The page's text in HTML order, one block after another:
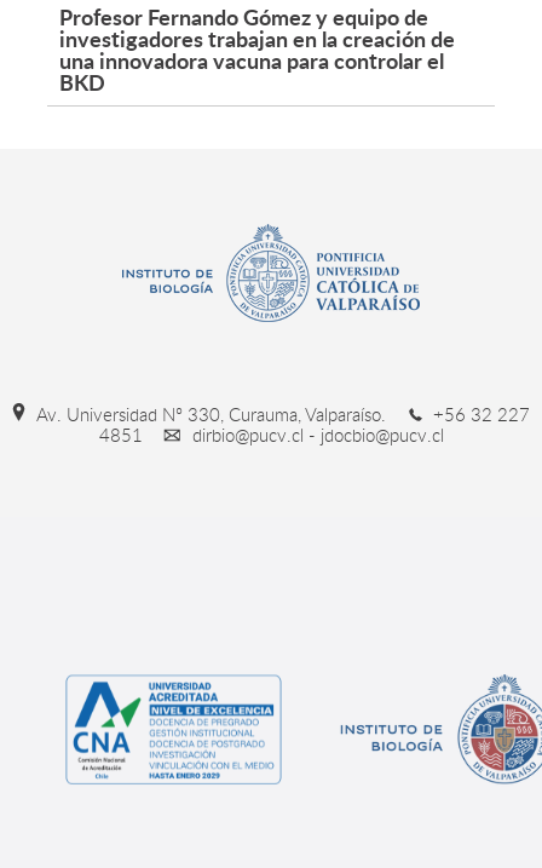
Profesor Fernando Gómez y equipo de
investigadores trabajan en la creación de
una innovadora vacuna para controlar el
BKD
Av. Universidad Nº 330, Curauma, Valparaíso.
+56 32 227
4851
dirbio@pucv.cl - jdocbio@pucv.cl